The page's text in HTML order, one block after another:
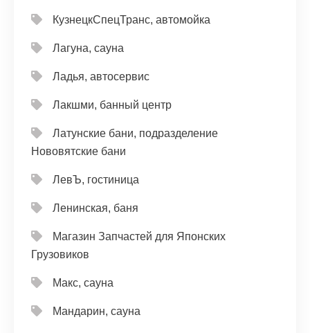
КузнецкСпецТранс, автомойка
Лагуна, сауна
Ладья, автосервис
Лакшми, банный центр
Латунские бани, подразделение
Нововятские бани
ЛевЪ, гостиница
Ленинская, баня
Магазин Запчастей для Японских
Грузовиков
Макс, сауна
Мандарин, сауна